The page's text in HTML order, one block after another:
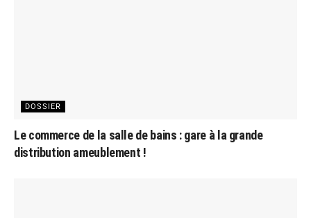
DOSSIER
Le commerce de la salle de bains : gare à la grande
distribution ameublement !